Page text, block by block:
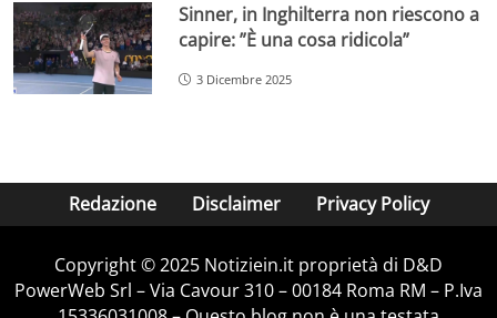
Sinner, in Inghilterra non riescono a
capire: ”È una cosa ridicola”
3 Dicembre 2025
Redazione Disclaimer Privacy Policy
Copyright © 2025 Notiziein.it proprietà di D&D
PowerWeb Srl – Via Cavour 310 – 00184 Roma RM – P.Iva